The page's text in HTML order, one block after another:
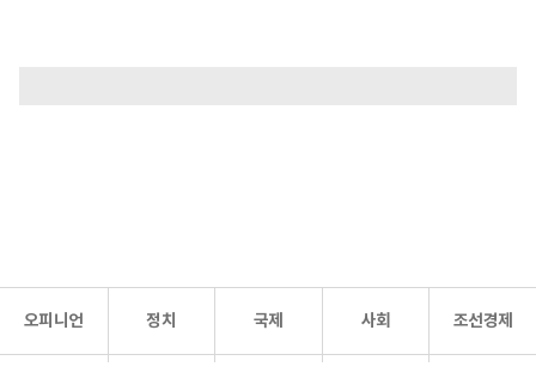
오피니언 정치 국제 사회 조선경제